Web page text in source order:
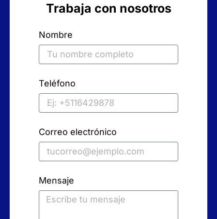
Trabaja con nosotros
Nombre
Teléfono
Correo electrónico
Mensaje